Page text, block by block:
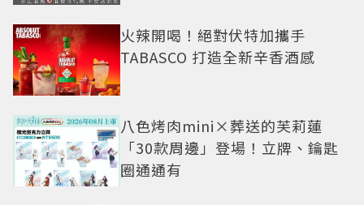
火辣開喝！絕對伏特加攜手
TABASCO 打造全新辛香酒感
八色烤肉mini×葬送的芙莉蓮
「30款周邊」登場！立牌、鑰匙
圈通通有